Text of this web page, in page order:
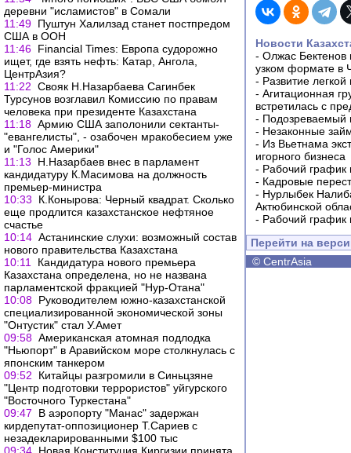
деревни "исламистов" в Сомали
11:49 Пуштун Халилзад станет постпредом
США в ООН
11:46 Financial Times: Европа судорожно
ищет, где взять нефть: Катар, Ангола,
ЦентрАзия?
11:22 Cвояк Н.Назарбаева Сагинбек
Турсунов возглавил Комиссию по правам
человека при президенте Казахстана
11:18 Армию США заполонили сектанты-
"евангелисты", - озабочен мракобесием уже
и "Голос Америки"
11:13
Н.Назарбаев внес в парламент
кандидатуру К.Масимова на должность
премьер-министра
10:33
К.Конырова: Черный квадрат. Сколько
еще продлится казахстанское нефтяное
счастье
10:14 Астанинские слухи: возможный состав
нового правительства Казахстана
10:11
Кандидатура нового премьера
Казахстана определена, но не названа
парламентской фракцией "Нур-Отана"
10:08 Руководителем южно-казахстанской
специализированной экономической зоны
"Онтустик" стал У.Амет
09:58 Американская атомная подлодка
"Ньюпорт" в Аравийском море столкнулась с
японским танкером
09:52
Китайцы разгромили в Синьцзяне
"Центр подготовки террористов" уйгурского
"Восточного Туркестана"
09:47
В аэропорту "Манас" задержан
кирдепутат-оппозиционер Т.Сариев с
незадекларированными $100 тыс
Новости
- Олжас Бектенов
узком формате в
- Развитие
- Агитационная
встретилась с
- Подозреваемый
- Незаконные
- Из Вьетнама
игорного бизнеса
- Рабочий график
- Кадровые
- Нурлыбек
Актюбинской
- Рабочий график
Перейти на
© CentrAsia